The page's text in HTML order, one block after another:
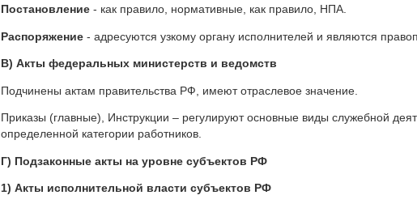
Постановление- как правило, нормативные, как правило, НПА.
Распоряжение- адресуются узкому органу исполнителей и являются
В) Акты федеральных министерств и ведомств
Подчинены актам правительства РФ, имеют отраслевое значение.
Приказы (главные), Инструкции – регулируют основные виды служебной
определенной категории работников.
Г) Подзаконные акты на уровне субъектов РФ
1) Акты исполнительной власти субъектов РФ